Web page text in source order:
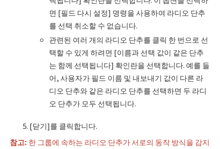
면 [필드 다시 설정] 명령을 사용하여 라디오 단추
를 선택 취소할 수 없습니다.
관련된 여러 개의 라디오 단추를 클릭 한 번으로 선
택할 수 있게 하려면 [이름과 선택 값이 같은 단추
는 함께 선택됩니다] 확인란을 선택합니다. 예를 들
어, 사용자가 필드 이름 및 내보내기 값이 다른 라
디오 단추와 같은 라디오 단추를 선택하면 두 라디
오 단추가 모두 선택됩니다.
[닫기]를 클릭합니다.
참고: 한 그룹에 속하는 라디오 단추가 서로의 동작 방식을 감지